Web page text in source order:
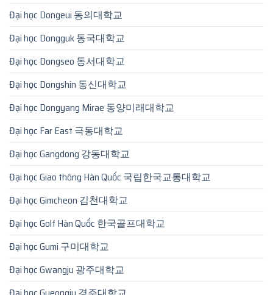
Đại học Dongeui 동의대학교
Đại học Dongguk 동국대학교
Đại học Dongseo 동서대학교
Đại học Dongshin 동신대학교
Đại học Dongyang Mirae 동양미래대학교
Đại học Far East 극동대학교
Đại học Gangdong 강동대학교
Đại học Giao thông Hàn Quốc 국립한국교통대학교
Đại học Gimcheon 김천대학교
Đại học Golf Hàn Quốc 한국골프대학교
Đại học Gumi 구미대학교
Đại học Gwangju 광주대학교